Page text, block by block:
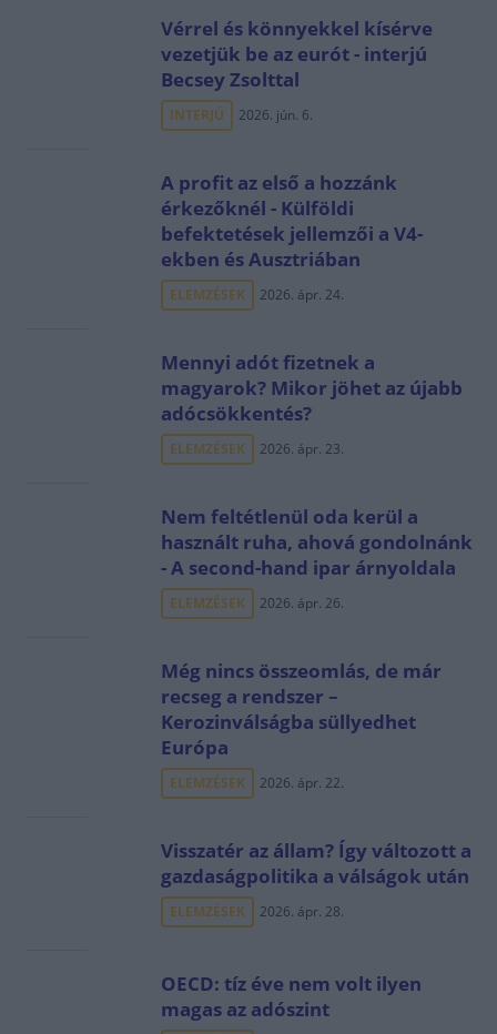
Vérrel és könnyekkel kísérve
vezetjük be az eurót - interjú
Becsey Zsolttal
INTERJÚ 2026. jún. 6.
A profit az első a hozzánk
érkezőknél - Külföldi
befektetések jellemzői a V4-
ekben és Ausztriában
ELEMZÉSEK 2026. ápr. 24.
Mennyi adót fizetnek a
magyarok? Mikor jöhet az újabb
adócsökkentés?
ELEMZÉSEK 2026. ápr. 23.
Nem feltétlenül oda kerül a
használt ruha, ahová gondolnánk
- A second-hand ipar árnyoldala
ELEMZÉSEK 2026. ápr. 26.
Még nincs összeomlás, de már
recseg a rendszer –
Kerozinválságba süllyedhet
Európa
ELEMZÉSEK 2026. ápr. 22.
Visszatér az állam? Így változott a
gazdaságpolitika a válságok után
ELEMZÉSEK 2026. ápr. 28.
OECD: tíz éve nem volt ilyen
magas az adószint